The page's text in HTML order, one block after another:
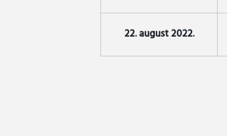
22. august 2022.